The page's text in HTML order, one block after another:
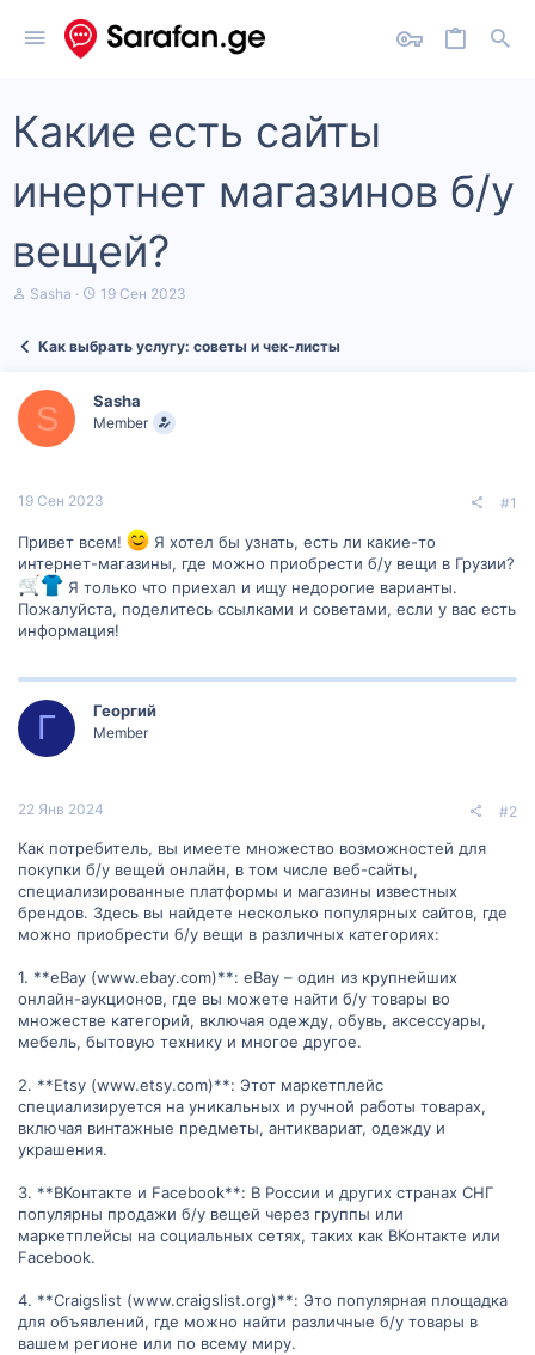
Какие есть сайты
инертнет магазинов б/у
вещей?
А
т
м
ы
Sasha
Д
а
ч
а
19 Сен 2023
Как выбрать услугу: советы и чек‑листы
S Sasha
Member
19 Сен 2023 #1
Привет всем!
Я хотел бы узнать, есть ли какие-то
интернет-магазины, где можно приобрести б/у вещи в Грузии?
Я только что приехал и ищу недорогие варианты.
Пожалуйста, поделитесь ссылками и советами, если у вас есть
информация!
Г Георгий
Member
22 Янв 2024 #2
Как потребитель, вы имеете множество возможностей для
покупки б/у вещей онлайн, в том числе веб-сайты,
специализированные платформы и магазины известных
брендов. Здесь вы найдете несколько популярных сайтов, где
можно приобрести б/у вещи в различных категориях:
1. **eBay (www.ebay.com)**: eBay – один из крупнейших
онлайн-аукционов, где вы можете найти б/у товары во
множестве категорий, включая одежду, обувь, аксессуары,
мебель, бытовую технику и многое другое.
2. **Etsy (www.etsy.com)**: Этот маркетплейс
специализируется на уникальных и ручной работы товарах,
включая винтажные предметы, антиквариат, одежду и
украшения.
3. **ВКонтакте и Facebook**: В России и других странах СНГ
популярны продажи б/у вещей через группы или
маркетплейсы на социальных сетях, таких как ВКонтакте или
Facebook.
4. **Craigslist (www.craigslist.org)**: Это популярная площадка
для объявлений, где можно найти различные б/у товары в
вашем регионе или по всему миру.